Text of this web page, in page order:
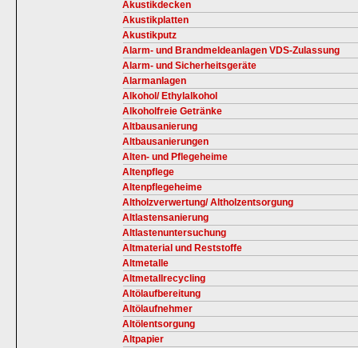
Akustikdecken
Akustikplatten
Akustikputz
Alarm- und Brandmeldeanlagen VDS-Zulassung
Alarm- und Sicherheitsgeräte
Alarmanlagen
Alkohol/ Ethylalkohol
Alkoholfreie Getränke
Altbausanierung
Altbausanierungen
Alten- und Pflegeheime
Altenpflege
Altenpflegeheime
Altholzverwertung/ Altholzentsorgung
Altlastensanierung
Altlastenuntersuchung
Altmaterial und Reststoffe
Altmetalle
Altmetallrecycling
Altölaufbereitung
Altölaufnehmer
Altölentsorgung
Altpapier